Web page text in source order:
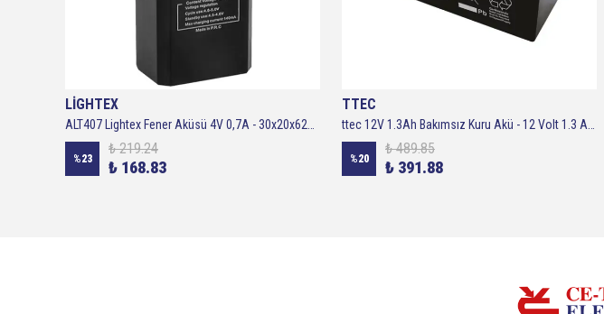
LİGHTEX
ALT407 Lightex Fener Aküsü 4V 0,7A - 30x20x62mm
%23
₺ 219.24
₺ 168.83
TTEC
ttec 12V 1.3Ah Bakımsız Kuru Akü - 12 Volt 1.3 Amper Bakımsız Kuru Akü
%20
₺ 489.85
₺ 391.88